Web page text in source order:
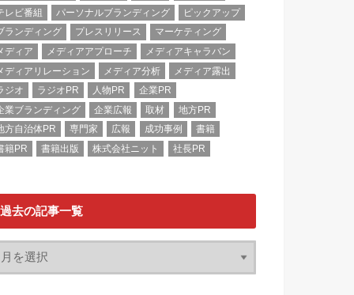
レビ番組
パーソナルブランディング
ピックアップ
ランディング
プレスリリース
マーケティング
ディア
メディアアプローチ
メディアキャラバン
ディアリレーション
メディア分析
メディア露出
ジオ
ラジオPR 人物PR
企業PR
業ブランディング
企業広報 取材
地方PR
方自治体PR
専門家 広報 成功事例
書籍
籍PR
書籍出版 株式会社ニット 社長PR
過去の記事一覧